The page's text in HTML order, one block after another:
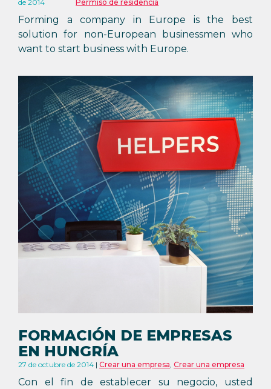
de 2014 Permiso de residencia
Forming a company in Europe is the best
solution for non-European businessmen who
want to start business with Europe.
FORMACIÓN DE EMPRESAS
EN HUNGRÍA
27 de octubre de 2014 Crear una empresa, Crear una empresa
Con el fin de establecer su negocio, usted